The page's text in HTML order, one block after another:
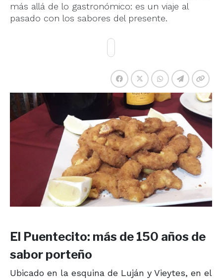
más allá de lo gastronómico: es un viaje al
pasado con los sabores del presente.
El Puentecito: más de 150 años de
sabor porteño
Ubicado en la esquina de Luján y Vieytes, en el